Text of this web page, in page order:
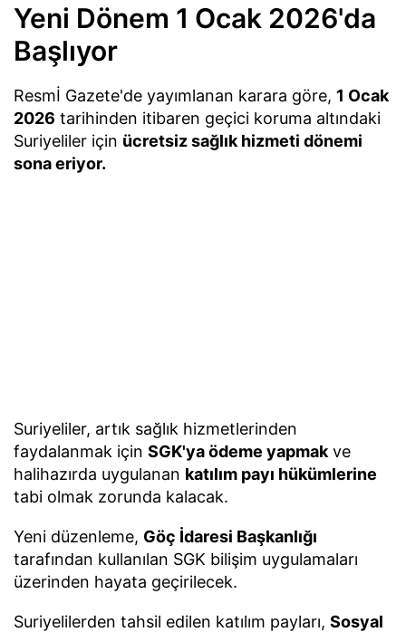
Yeni Dönem 1 Ocak 2026'da
Başlıyor
Resmİ Gazete'de yayımlanan karara göre, 1 Ocak
2026 tarihinden itibaren geçici koruma altındaki
Suriyeliler için ücretsiz sağlık hizmeti dönemi
sona eriyor.
Suriyeliler, artık sağlık hizmetlerinden
faydalanmak için SGK'ya ödeme yapmakve
halihazırda uygulanan katılım payı hükümlerine
tabi olmak zorunda kalacak.
Yeni düzenleme, Göç İdaresi Başkanlığı
tarafından kullanılan SGK bilişim uygulamaları
üzerinden hayata geçirilecek.
Suriyelilerden tahsil edilen katılım payları, Sosyal